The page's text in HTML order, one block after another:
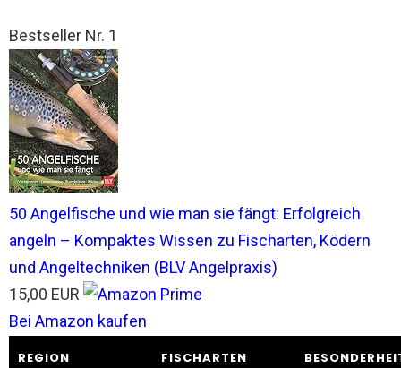
Bestseller Nr. 1
50 Angelfische und wie man sie fängt: Erfolgreich
angeln – Kompaktes Wissen zu Fischarten, Ködern
und Angeltechniken (BLV Angelpraxis)
15,00 EUR
Bei Amazon kaufen
REGION FISCHARTEN